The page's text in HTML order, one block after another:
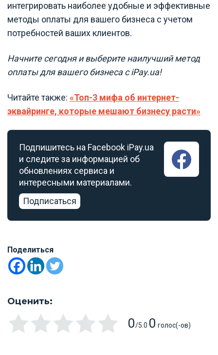
интегрировать наиболее удобные и эффективные
методы оплаты для вашего бизнеса с учетом
потребностей ваших клиентов.
Начните сегодня и выберите наилучший метод
оплаты для вашего бизнеса с iPay.ua!
Читайте также: «Топ-3 мифа об интернет-
эквайринге, которые мешают бизнесу расти»
Подпишитесь на Facebook iPay.ua
и следите за информацией об
обновлениях сервиса и
интересными материалами.
Подписаться
Поделиться
Оценить:
0/5.0 0 голос(-ов)